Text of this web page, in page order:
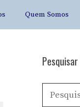
Quem Somos
Pesquisar
por: